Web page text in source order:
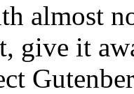
almost
give it